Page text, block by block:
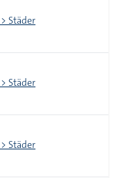
Städer
Städer
Städer